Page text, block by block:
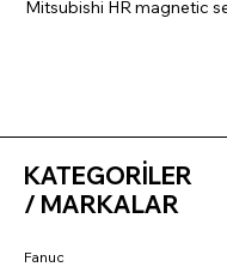
Mitsubishi HR magnetic
KATEGORİLER
/ MARKALAR
Fanuc